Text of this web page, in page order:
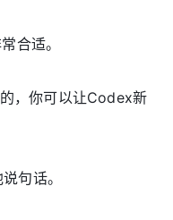
合适。
，你可以让Codex新
句话。